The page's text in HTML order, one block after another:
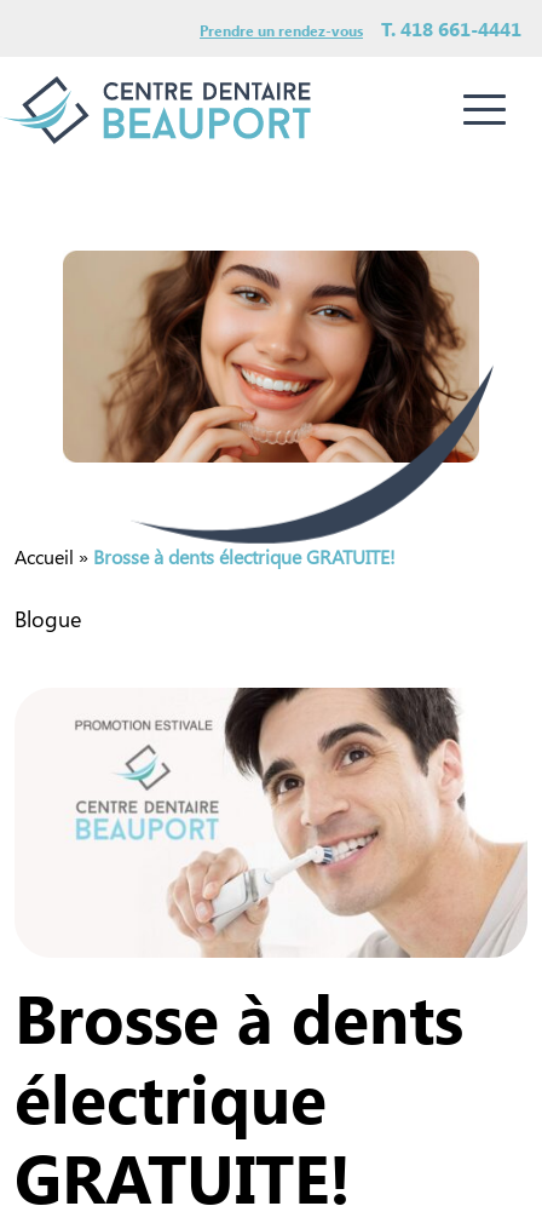
Prendre un rendez-vous T. 418 661-4441
Accueil » Brosse à dents électrique GRATUITE!
Blogue
Brosse à dents
électrique
GRATUITE!